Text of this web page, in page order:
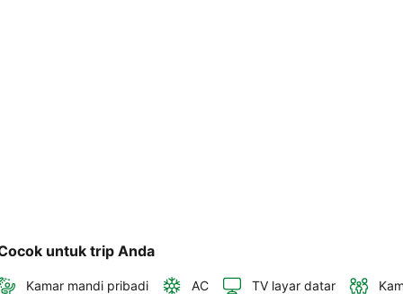
untuk trip Anda
Kamar mandi pribadi AC TV layar datar